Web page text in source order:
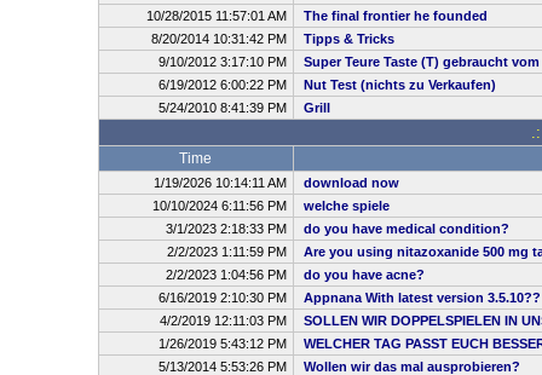
10/28/2015 11:57:01 AM
The final frontier he founded
8/20/2014 10:31:42 PM
Tipps & Tricks
9/10/2012 3:17:10 PM
Super Teure Taste (T) gebraucht
6/19/2012 6:00:22 PM
Nut Test (nichts zu Verkaufen)
5/24/2010 8:41:39 PM
Grill
Time
1/19/2026 10:14:11 AM
download now
10/10/2024 6:11:56 PM
welche spiele
3/1/2023 2:18:33 PM
do you have medical condition?
2/2/2023 1:11:59 PM
Are you using nitazoxanide 500 mg
2/2/2023 1:04:56 PM
do you have acne?
6/16/2019 2:10:30 PM
Appnana With latest version 3.5.10??
4/2/2019 12:11:03 PM
SOLLEN WIR DOPPELSPIELEN IN
1/26/2019 5:43:12 PM
WELCHER TAG PASST EUCH
5/13/2014 5:53:26 PM
Wollen wir das mal ausprobieren?